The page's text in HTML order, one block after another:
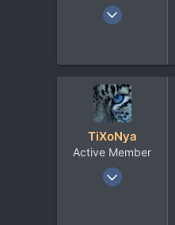
9 Мар 2006
TiXoNya
Active Member
16 Янв 2021